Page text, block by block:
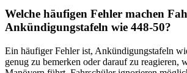
Welche häufigen Fehler machen
Ankündigungstafeln wie 448-50?
Ein häufiger Fehler ist, Ankündigungstafeln
genug zu bemerken oder darauf zu reagieren,